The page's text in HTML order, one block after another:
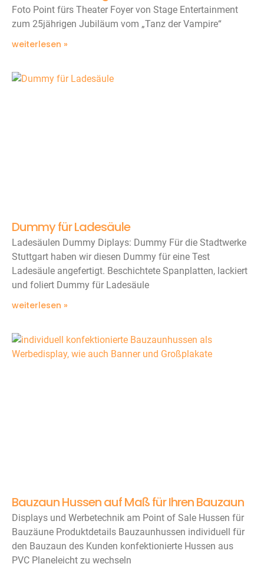
Foto Point fürs Theater Foyer von Stage Entertainment
zum 25jährigen Jubiläum vom „Tanz der Vampire“
weiterlesen »
Dummy für Ladesäule
Ladesäulen Dummy Diplays: Dummy Für die Stadtwerke
Stuttgart haben wir diesen Dummy für eine Test
Ladesäule angefertigt. Beschichtete Spanplatten, lackiert
und foliert Dummy für Ladesäule
weiterlesen »
Bauzaun Hussen auf Maß für Ihren Bauzaun
Displays und Werbetechnik am Point of Sale Hussen für
Bauzäune Produktdetails Bauzaunhussen individuell für
den Bauzaun des Kunden konfektionierte Hussen aus
PVC Planeleicht zu wechseln